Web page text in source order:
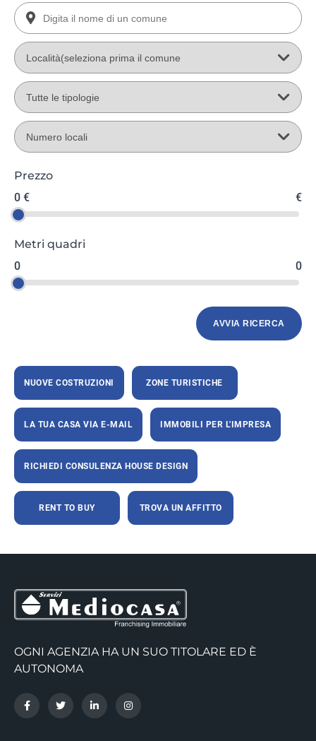
Prezzo
0 €
€
Metri quadri
0
0
NUOVE COSTRUZIONI ZONE TURISTICHE
LA TUA CASA VIA E-MAIL IMMOBILI PER L'IMPRESA
RICHIEDI CONSULENZA HOUSE DESIGN
RENT TO BUY TROVA UN AFFITTO
OGNI AGENZIA HA UN SUO TITOLARE ED È
AUTONOMA